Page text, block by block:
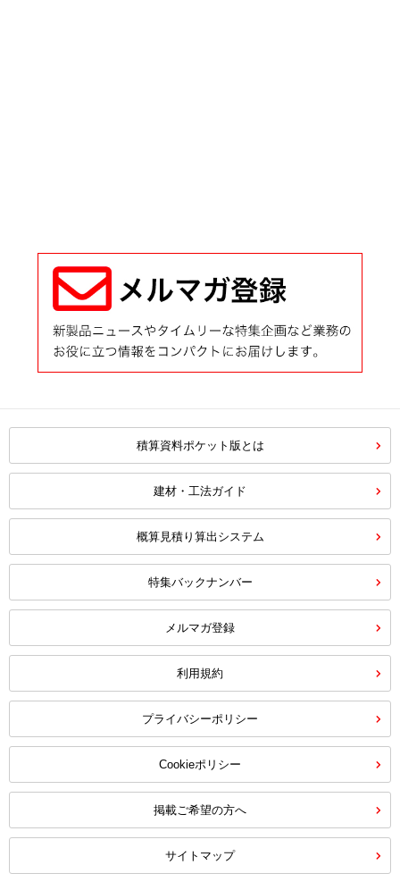
積算資料ポケット版とは
建材・工法ガイド
概算見積り算出システム
特集バックナンバー
メルマガ登録
利用規約
プライバシーポリシー
Cookieポリシー
掲載ご希望の方へ
サイトマップ